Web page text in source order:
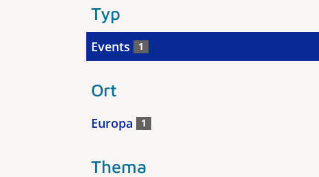
Typ
Events 1
Ort
Europa 1
Thema